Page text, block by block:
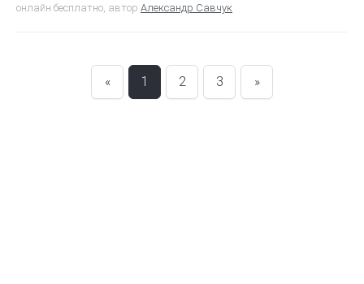
онлайн бесплатно, автор Александр Савчук
« 1 2 3 »